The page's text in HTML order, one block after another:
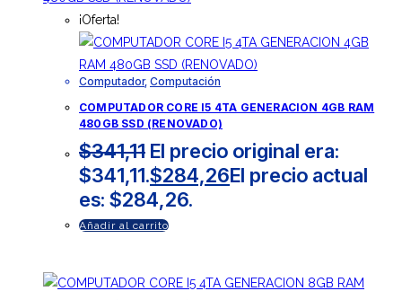
¡Oferta!
Computador, Computación
COMPUTADOR CORE I5 4TA GENERACION 4GB RAM
480GB SSD (RENOVADO)
$341,11 El precio original era:
$341,11.$284,26El precio actual
es: $284,26.
Añadir al carrito